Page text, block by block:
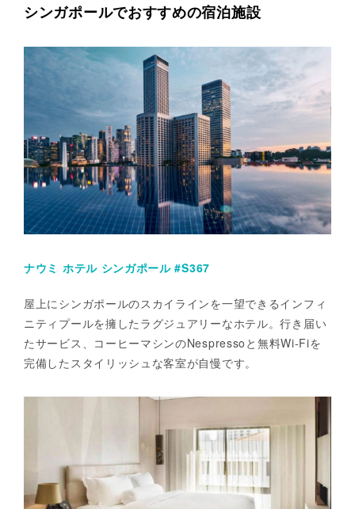
シンガポールでおすすめの宿泊施設
ナウミ ホテル シンガポール #S367
屋上にシンガポールのスカイラインを一望できるインフィ
ニティプールを擁したラグジュアリーなホテル。行き届い
たサービス、コーヒーマシンのNespressoと無料Wi-Fiを
完備したスタイリッシュな客室が自慢です。